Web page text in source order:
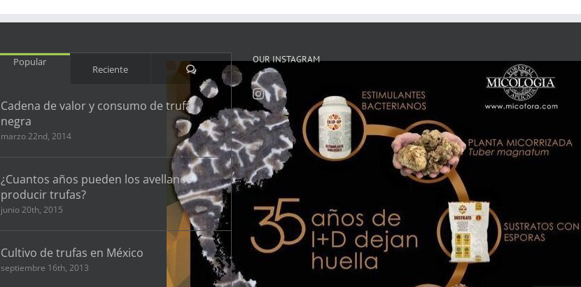
Popular
Reciente Comentarios
Cadena de valor y consumo de trufa
negra
marzo 22nd, 2014
¿Cuantos años pueden los avellanos
producir trufas?
junio 20th, 2015
Cultivo de trufas en México
septiembre 16th, 2013
OUR INSTAGRAM